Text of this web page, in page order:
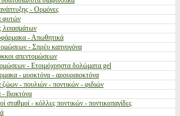
- Ορμόνες
φυτών
- Απωθητικά
- Σπρέυ καπνογόνα
απεντομώσεων
- Ετοιμόχρηστα δολώματα gel
- μυοκτόνα - αρουραιοκτόνα
- πουλιών - ποντικών - φιδιών
βιοκτόνα
σταθμοί - κόλλες ποντικών - ποντικοπαγίδες